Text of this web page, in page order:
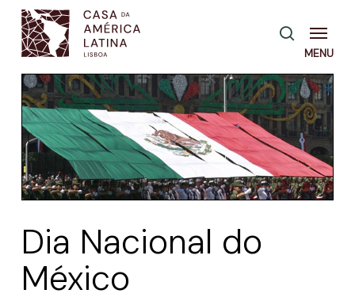
Skip
main
content
pesquisa
Menu
Dia Nacional do
México